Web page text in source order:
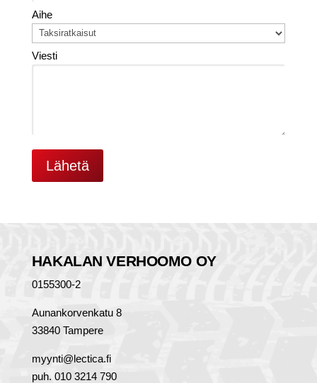
Aihe
Viesti
HAKALAN VERHOOMO OY
0155300-2
Aunankorvenkatu 8
33840 Tampere
myynti@lectica.fi
puh. 010 3214 790